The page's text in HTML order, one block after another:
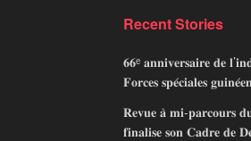
Recent Stories
𝟔𝟔ᵉ 𝐚𝐧𝐧𝐢𝐯𝐞𝐫𝐬𝐚𝐢𝐫𝐞 𝐝𝐞
𝐅𝐨𝐫𝐜𝐞𝐬 𝐬𝐩𝐞́𝐜𝐢𝐚𝐥𝐞𝐬
𝐑𝐞𝐯𝐮𝐞 𝐚̀ 𝐦𝐢-𝐩𝐚𝐫𝐜𝐨𝐮𝐫𝐬
𝐟𝐢𝐧𝐚𝐥𝐢𝐬𝐞 𝐬𝐨𝐧 𝐂𝐚𝐝𝐫𝐞